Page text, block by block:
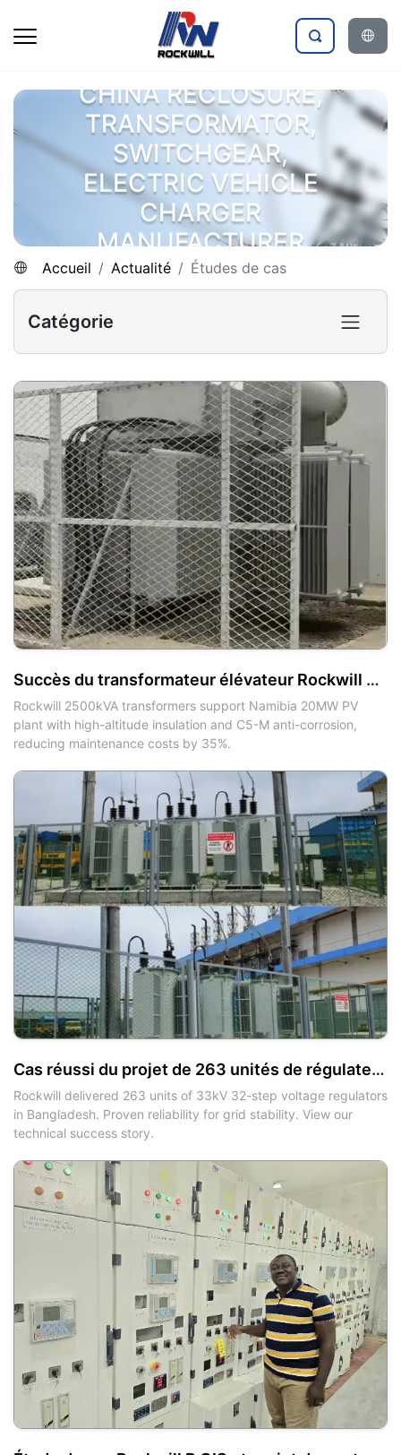
CHINA RECLOSURE,
TRANSFORMATOR,
SWITCHGEAR,
ELECTRIC VEHICLE
CHARGER
MANUFACTURER
Accueil Actualité Études de cas
Catégorie
Succès du transformateur élévateur Rockwill 2500kVA en Namibie
Rockwill 2500kVA transformers support Namibia 20MW PV
plant with high-altitude insulation and C5-M anti-corrosion,
reducing maintenance costs by 35%.
Cas réussi du projet de 263 unités de régulateur de tension à 32 paliers, huileux, 33 kV au Bangladesh
Rockwill delivered 263 units of 33kV 32-step voltage regulators
in Bangladesh. Proven reliability for grid stability. View our
technical success story.